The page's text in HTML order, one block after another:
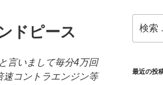
ドピース
言いまして毎分4万回
コントラエンジン等
索:
最近の投